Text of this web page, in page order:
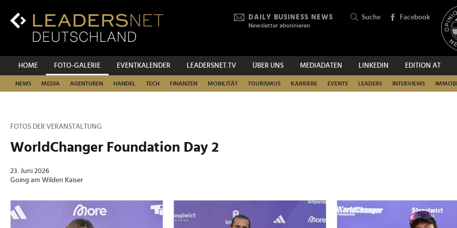
Inhalt
Hauptnavigation
DAILY BUSINESS NEWS
Newsletter abonnieren
Suche Facebook
HOME FOTO-GALERIE EVENTKALENDER LEADERSNET.TV ÜBER UNS MEDIADATEN LINKEDIN EDITION AT
NEWS MEDIA AGENTUREN HANDEL TECH FINANZEN MOBILITÄT TOURISMUS KARRIERE EVENTS LEADERS INTERVIEWS
SUCHEN
FOTOS DER VERANSTALTUNG
WorldChanger Foundation Day 2
23. Juni 2026
Going am Wilden Kaiser